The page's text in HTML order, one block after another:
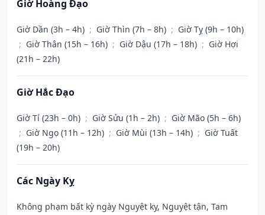
Giờ Hoàng Đạo
Giờ Dần (3h – 4h) ; Giờ Thìn (7h – 8h) ; Giờ Tỵ (9h – 10h)
; Giờ Thân (15h – 16h) ; Giờ Dậu (17h – 18h) ; Giờ Hợi
(21h – 22h)
Giờ Hắc Đạo
Giờ Tí (23h – 0h) ; Giờ Sửu (1h – 2h) ; Giờ Mão (5h – 6h)
; Giờ Ngọ (11h – 12h) ; Giờ Mùi (13h – 14h) ; Giờ Tuất
(19h – 20h)
Các Ngày Kỵ
Không phạm bất kỳ ngày Nguyệt kỵ, Nguyệt tận, Tam